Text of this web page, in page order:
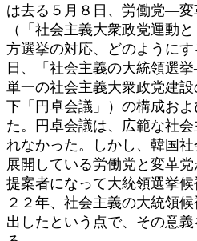
は去る５月８日、労働党―変
（「社会主義大衆政党運動
方選挙の対応、どのように
日、「社会主義の大統領選
単一の社会主義大衆政党建
下「円卓会議」）の構成お
た。円卓会議は、広範な社
れなかった。しかし、韓国
展開している労働党と変革
提案者になって大統領選挙
２２年、社会主義の大統領
出したという点で、その意